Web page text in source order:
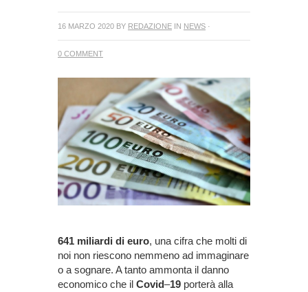
16 MARZO 2020 BY REDAZIONE IN NEWS ·
0 COMMENT
641 miliardi di euro, una cifra che molti di
noi non riescono nemmeno ad immaginare
o a sognare. A tanto ammonta il danno
economico che il Covid–19 porterà alla